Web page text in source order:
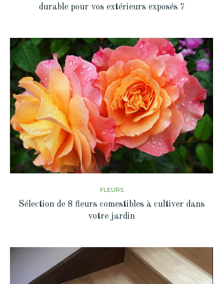
durable pour vos extérieurs exposés ?
FLEURS
Sélection de 8 fleurs comestibles à cultiver dans
votre jardin